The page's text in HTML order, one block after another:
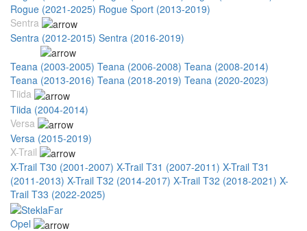
Rogue (2021-2025) Rogue Sport (2013-2019)
Sentra
Sentra (2012-2015) Sentra (2016-2019)
Teana (2003-2005) Teana (2006-2008) Teana (2008-2014)
Teana (2013-2016) Teana (2018-2019) Teana (2020-2023)
Tiida
Tiida (2004-2014)
Versa
Versa (2015-2019)
X-Trail
X-Trail T30 (2001-2007) X-Trail T31 (2007-2011) X-Trail T31
(2011-2013) X-Trail T32 (2014-2017) X-Trail T32 (2018-2021) X-
Trail T33 (2022-2025)
Opel